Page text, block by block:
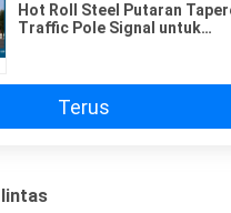
Hot Roll Steel Putaran
Traffic Pole Signal untuk
Terus